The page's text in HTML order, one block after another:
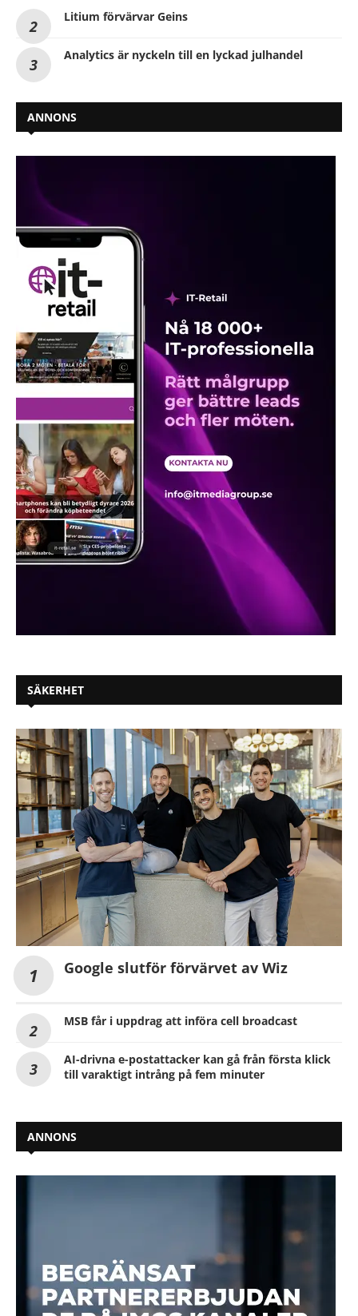
Litium förvärvar Geins
Analytics är nyckeln till en lyckad julhandel
ANNONS
SÄKERHET
Google slutför förvärvet av Wiz
MSB får i uppdrag att införa cell broadcast
AI-drivna e-postattacker kan gå från första klick
till varaktigt intrång på fem minuter
ANNONS